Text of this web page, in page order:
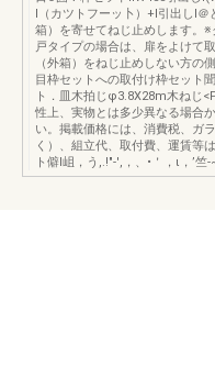
I（カツトフーッ卜）+I引出しI
箱）を寄せてねじ止めします。※
戸タイプの場合は、扉をよけて
（外箱）をねじ止めしない方の
目枠セットへの取付け枠セット
ト．皿木拍じφ3.8X28m木ねじ
性上、実物とは多少異なる場合
い。掲載価格には、消費税、ガ
く）、組立代、取付費、運賃等
ト僻l岨，う,.!"-',，、•＇，ι，’竺-